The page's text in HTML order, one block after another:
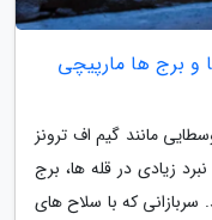
و برج ها مارپیچی
مانند گیم اف ترونز
زیادی در قله ها، برج
که با سلاح های